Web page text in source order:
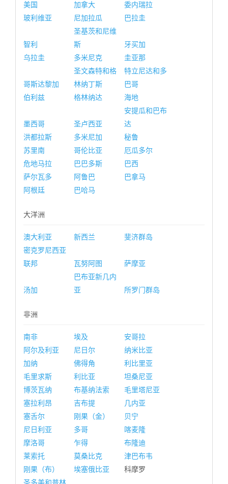
美国 加拿大
委内瑞拉
玻利维亚
尼加拉瓜 巴拉圭
智利
圣基茨和尼维
斯
牙买加
乌拉圭
多米尼克 圭亚那
哥斯达黎加
圣文森特和格
林纳丁斯
特立尼达和多
巴哥
伯利兹
格林纳达 海地
墨西哥 圣卢西亚
安提瓜和巴布
达
洪都拉斯
多米尼加
秘鲁
苏里南
哥伦比亚
厄瓜多尔
危地马拉
巴巴多斯
巴西
萨尔瓦多
阿鲁巴
巴拿马
阿根廷
巴哈马
大洋洲
澳大利亚 新西兰
斐济群岛
密克罗尼西亚
联邦
瓦努阿图 萨摩亚
汤加
巴布亚新几内
亚
所罗门群岛
非洲
南非 埃及
安哥拉
阿尔及利亚
尼日尔
纳米比亚
加纳
佛得角
利比里亚
毛里求斯
利比亚
坦桑尼亚
博茨瓦纳
布基纳法索
毛里塔尼亚
塞拉利昂
吉布提
几内亚
塞舌尔
刚果（金）
贝宁
尼日利亚
多哥
喀麦隆
摩洛哥
乍得
布隆迪
莱索托
莫桑比克
津巴布韦
刚果（布）
埃塞俄比亚
科摩罗